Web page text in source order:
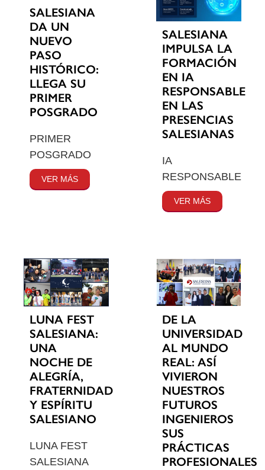
SALESIANA
DA UN
NUEVO
PASO
HISTÓRICO:
LLEGA SU
PRIMER
POSGRADO
PRIMER
POSGRADO
VER MÁS
SALESIANA
IMPULSA LA
FORMACIÓN
EN IA
RESPONSABLE
EN LAS
PRESENCIAS
SALESIANAS
IA
RESPONSABLE
VER MÁS
LUNA FEST
SALESIANA:
UNA
NOCHE DE
ALEGRÍA,
FRATERNIDAD
Y ESPÍRITU
SALESIANO
LUNA FEST
SALESIANA
DE LA
UNIVERSIDAD
AL MUNDO
REAL: ASÍ
VIVIERON
NUESTROS
FUTUROS
INGENIEROS
SUS
PRÁCTICAS
PROFESIONALES